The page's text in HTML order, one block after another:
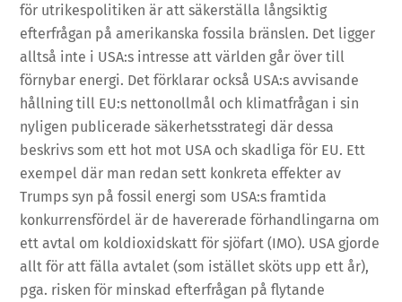
för utrikespolitiken är att säkerställa långsiktig
efterfrågan på amerikanska fossila bränslen. Det ligger
alltså inte i USA:s intresse att världen går över till
förnybar energi. Det förklarar också USA:s avvisande
hållning till EU:s nettonollmål och klimatfrågan i sin
nyligen publicerade säkerhetsstrategi där dessa
beskrivs som ett hot mot USA och skadliga för EU. Ett
exempel där man redan sett konkreta effekter av
Trumps syn på fossil energi som USA:s framtida
konkurrensfördel är de havererade förhandlingarna om
ett avtal om koldioxidskatt för sjöfart (IMO). USA gjorde
allt för att fälla avtalet (som istället sköts upp ett år),
pga. risken för minskad efterfrågan på flytande